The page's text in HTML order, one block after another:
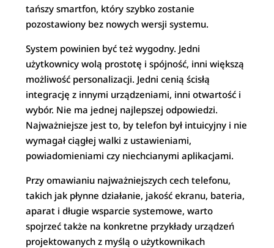
tańszy smartfon, który szybko zostanie
pozostawiony bez nowych wersji systemu.
System powinien być też wygodny. Jedni
użytkownicy wolą prostotę i spójność, inni większą
możliwość personalizacji. Jedni cenią ścisłą
integrację z innymi urządzeniami, inni otwartość i
wybór. Nie ma jednej najlepszej odpowiedzi.
Najważniejsze jest to, by telefon był intuicyjny i nie
wymagał ciągłej walki z ustawieniami,
powiadomieniami czy niechcianymi aplikacjami.
Przy omawianiu najważniejszych cech telefonu,
takich jak płynne działanie, jakość ekranu, bateria,
aparat i długie wsparcie systemowe, warto
spojrzeć także na konkretne przykłady urządzeń
projektowanych z myślą o użytkownikach